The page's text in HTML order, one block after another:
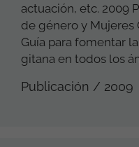
actuación, etc. 2009
de género y Mujeres
Guía para fomentar
gitana en todos los
Publicación / 2009